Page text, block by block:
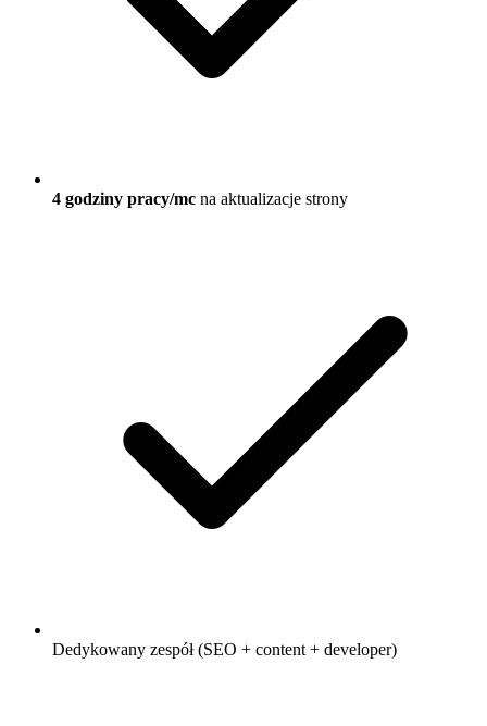
4 godziny pracy/mc na aktualizacje strony
Dedykowany zespół (SEO + content + developer)